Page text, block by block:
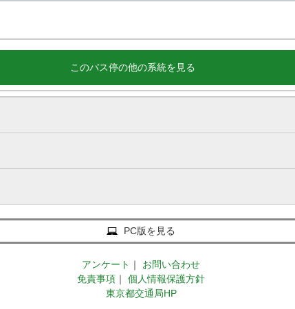
このバス停の他の系統を見る
PC版を見る
アンケート ｜
お問い合わせ
免責事項 ｜
個人情報保護方針
東京都交通局HP